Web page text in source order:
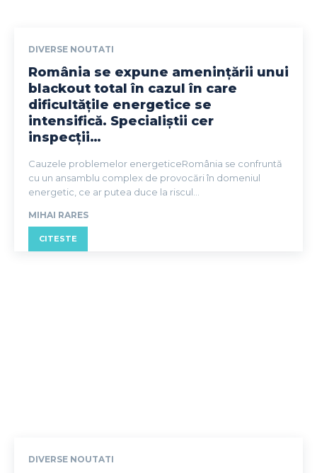
DIVERSE NOUTATI
România se expune amenințării unui
blackout total în cazul în care
dificultățile energetice se
intensifică. Specialiștii cer
inspecții…
Cauzele problemelor energeticeRomânia se confruntă
cu un ansamblu complex de provocări în domeniul
energetic, ce ar putea duce la riscul...
MIHAI RARES
CITESTE
DIVERSE NOUTATI